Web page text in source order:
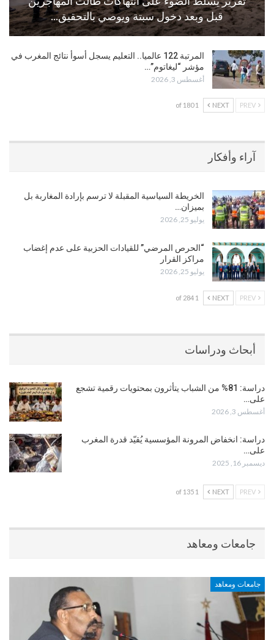
قبل وبعد دخول سبتة ويوصي بالتحقيق…
المرتبة 122 عالميا.. التعليم يسجل أسوأ نتائج المغرب في
مؤشر “ليغاتوم”…
أغسطس 3, 2026
NEXT
1 of 180
آراء وأفكار
الخريطة السياسية المقبلة لا ترسم بإرادة المغاربة بل
بميزان…
يوليو 25, 2026
“الحرص المرضي” للقيادات الحزبية على عدم إغضاب
مراكز القرار
يوليو 25, 2026
NEXT
1 of 284
أبحاث ودراسات
دراسة: 81% من الشباب يتأثرون بمحتويات رقمية تشجع
على…
أغسطس 3, 2026
دراسة: انخفاض المرونة المؤسسية يُقيّد قدرة المغرب
على…
ديسمبر 16, 2025
NEXT
1 of 135
جامعات ومعاهد
جامعات ومعاهد